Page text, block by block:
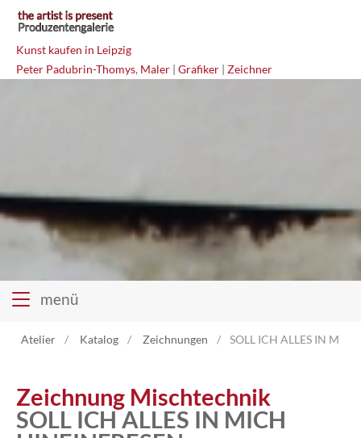
Kunst kaufen in Leipzig
Peter Padubrin-Thomys, Maler | Grafiker | Zeichner
menü
Atelier
Atelier Katalog Zeichnungen SOLL ICH ALLES IN
Zeichnung Mischtechnik
SOLL ICH ALLES IN MICH